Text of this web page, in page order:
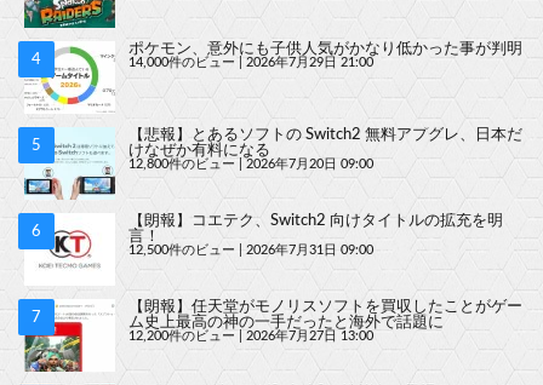
ポケモン、意外にも子供人気がかなり低かった事が判明
14,000件のビュー 2026年7月29日 21:00
【悲報】とあるソフトの Switch2 無料アプグレ、日本だ
けなぜか有料になる
12,800件のビュー 2026年7月20日 09:00
【朗報】コエテク、Switch2 向けタイトルの拡充を明
言！
12,500件のビュー 2026年7月31日 09:00
【朗報】任天堂がモノリスソフトを買収したことがゲー
ム史上最高の神の一手だったと海外で話題に
12,200件のビュー 2026年7月27日 13:00